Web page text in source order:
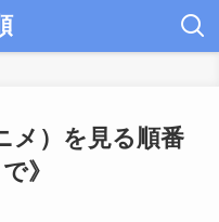
メ）を見る順番
》